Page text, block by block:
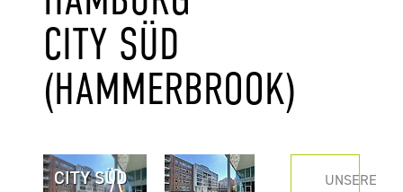
ITY SÜD (
HAMMERBROOK)
CITY SÜD
UNSERE